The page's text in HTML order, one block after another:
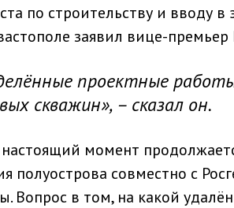
по строительству и вводу в
заявил вице-
проектные
скважин», – сказал он.
момент
полуострова совместно с
Вопрос в том, на какой